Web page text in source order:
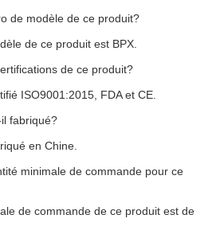
de modèle de ce produit?
de ce produit est BPX.
de ce produit?
ISO9001:2015, FDA et CE.
fabriqué?
en Chine.
minimale de commande pour ce
de commande de ce produit est de